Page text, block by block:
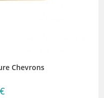
Chevrons